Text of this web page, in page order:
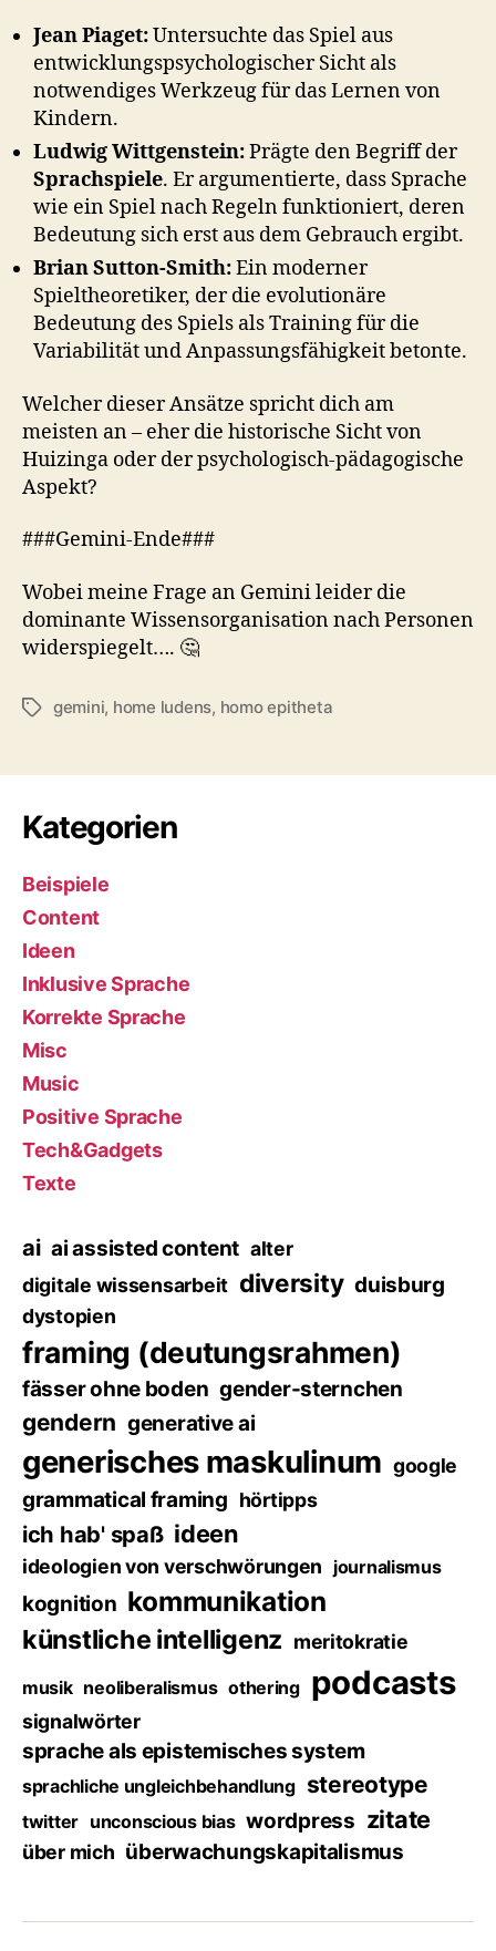
Jean Piaget:Untersuchte das Spiel aus
entwicklungspsychologischer Sicht als
notwendiges Werkzeug für das Lernen von
Kindern.
Ludwig Wittgenstein:Prägte den Begriff der
Sprachspiele. Er argumentierte, dass Sprache
wie ein Spiel nach Regeln funktioniert, deren
Bedeutung sich erst aus dem Gebrauch ergibt.
Brian Sutton-Smith:Ein moderner
Spieltheoretiker, der die evolutionäre
Bedeutung des Spiels als Training für die
Variabilität und Anpassungsfähigkeit betonte.
Welcher dieser Ansätze spricht dich am
meisten an – eher die historische Sicht von
Huizinga oder der psychologisch-pädagogische
Aspekt?
###Gemini-Ende###
Wobei meine Frage an Gemini leider die
dominante Wissensorganisation nach Personen
widerspiegelt…. 🤔
Schlagwörter
gemini, home ludens, homo epitheta
Kategorien
Beispiele
Content
Ideen
Inklusive Sprache
Korrekte Sprache
Misc
Music
Positive Sprache
Tech&Gadgets
Texte
ai ai assisted content alter
digitale wissensarbeit diversity duisburg
dystopien
framing (deutungsrahmen)
fässer ohne boden gender-sternchen
gendern generative ai
generisches maskulinum google
grammatical framing hörtipps
ich hab' spaß ideen
ideologien von verschwörungen journalismus
kognition kommunikation
künstliche intelligenz meritokratie
musik neoliberalismus othering podcasts
signalwörter
sprache als epistemisches system
sprachliche ungleichbehandlung stereotype
twitter unconscious bias wordpress zitate
über mich überwachungskapitalismus